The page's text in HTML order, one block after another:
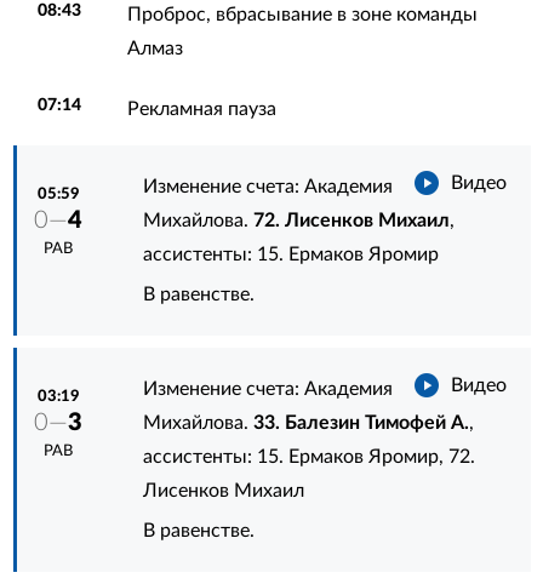
08:43
Проброс, вбрасывание в зоне команды
Алмаз
07:14 Рекламная пауза
05:59
0—4
РАВ
Видео
Изменение счета: Академия
Михайлова.72. Лисенков Михаил,
ассистенты: 15. Ермаков Яромир
В равенстве.
03:19
0—3
РАВ
Видео
Изменение счета: Академия
Михайлова.33. Балезин Тимофей А.,
ассистенты: 15. Ермаков Яромир, 72.
Лисенков Михаил
В равенстве.